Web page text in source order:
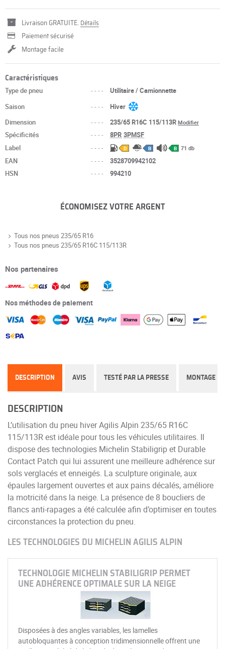
Livraison GRATUITE. Détails
Paiement sécurisé
Montage facile
Caractéristiques
Type de pneu ----
Utilitaire / Camionnette
Saison
----
Hiver
Dimension
---- 235/65 R16C 115/113RModifier
Spécificités ---- 8PR 3PMSF
Label
---- D B B 71 db
EAN ----
3528709942102
HSN
---- 994210
ÉCONOMISEZ VOTRE ARGENT
Tous nos pneus 235/65 R16
Tous nos pneus 235/65 R16C 115/113R
Nos partenaires
Nos méthodes de paiement
DESCRIPTION AVIS TESTÉ PAR LA PRESSE MONTAGE
DESCRIPTION
L’utilisation du pneu hiver Agilis Alpin 235/65 R16C
115/113R est idéale pour tous les véhicules utilitaires. Il
dispose des technologies Michelin Stabiligrip et Durable
Contact Patch qui lui assurent une meilleure adhérence sur
sols verglacés et enneigés. La sculpture originale, aux
épaules largement ouvertes et aux pains décalés, améliore
la motricité dans la neige. La présence de 8 boucliers de
flancs anti-rapages a été calculée afin d’optimiser en toutes
circonstances la protection du pneu.
LES TECHNOLOGIES DU MICHELIN AGILIS ALPIN
TECHNOLOGIE MICHELIN STABILIGRIP PERMET
UNE ADHÉRENCE OPTIMALE SUR LA NEIGE
Disposées à des angles variables, les lamelles
autobloquantes à conception tridimensionnelle offrent une